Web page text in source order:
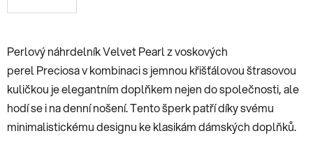
Perlový náhrdelník Velvet Pearl z voskových
perel Preciosa v kombinaci s jemnou křišťálovou štrasovou
kuličkou je elegantním doplňkem nejen do společnosti, ale
hodí se i na denní nošení. Tento šperk patří díky svému
minimalistickému designu ke klasikám dámských doplňků.